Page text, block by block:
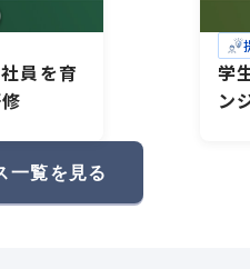
員を育
学
ン
一覧を見る